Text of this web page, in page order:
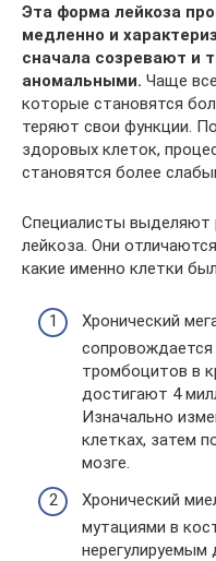
Эта форма лейкоза
медленно и
сначала созревают и
аномальными. Чаще
которые становятся
теряют свои функции.
здоровых клеток,
становятся более
Специалисты выделяют
лейкоза. Они
какие именно клетки
Хронический
тромбоцитов в
достигают 4
Изначально
клетках, затем
мозге.
Хронический
мутациями в